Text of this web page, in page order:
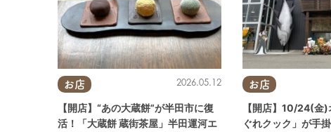
お店 2026.05.12
【開店】“あの大蔵餅”が半田市に復
活！「大蔵餅 蔵街茶屋」半田運河エ
お店
【開店】10/24(金)
ぐれクック」が手